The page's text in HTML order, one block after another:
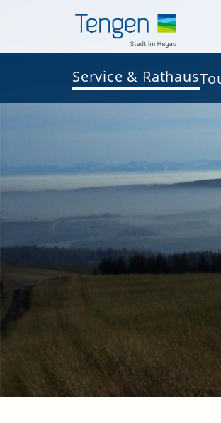
Service & Rathaus